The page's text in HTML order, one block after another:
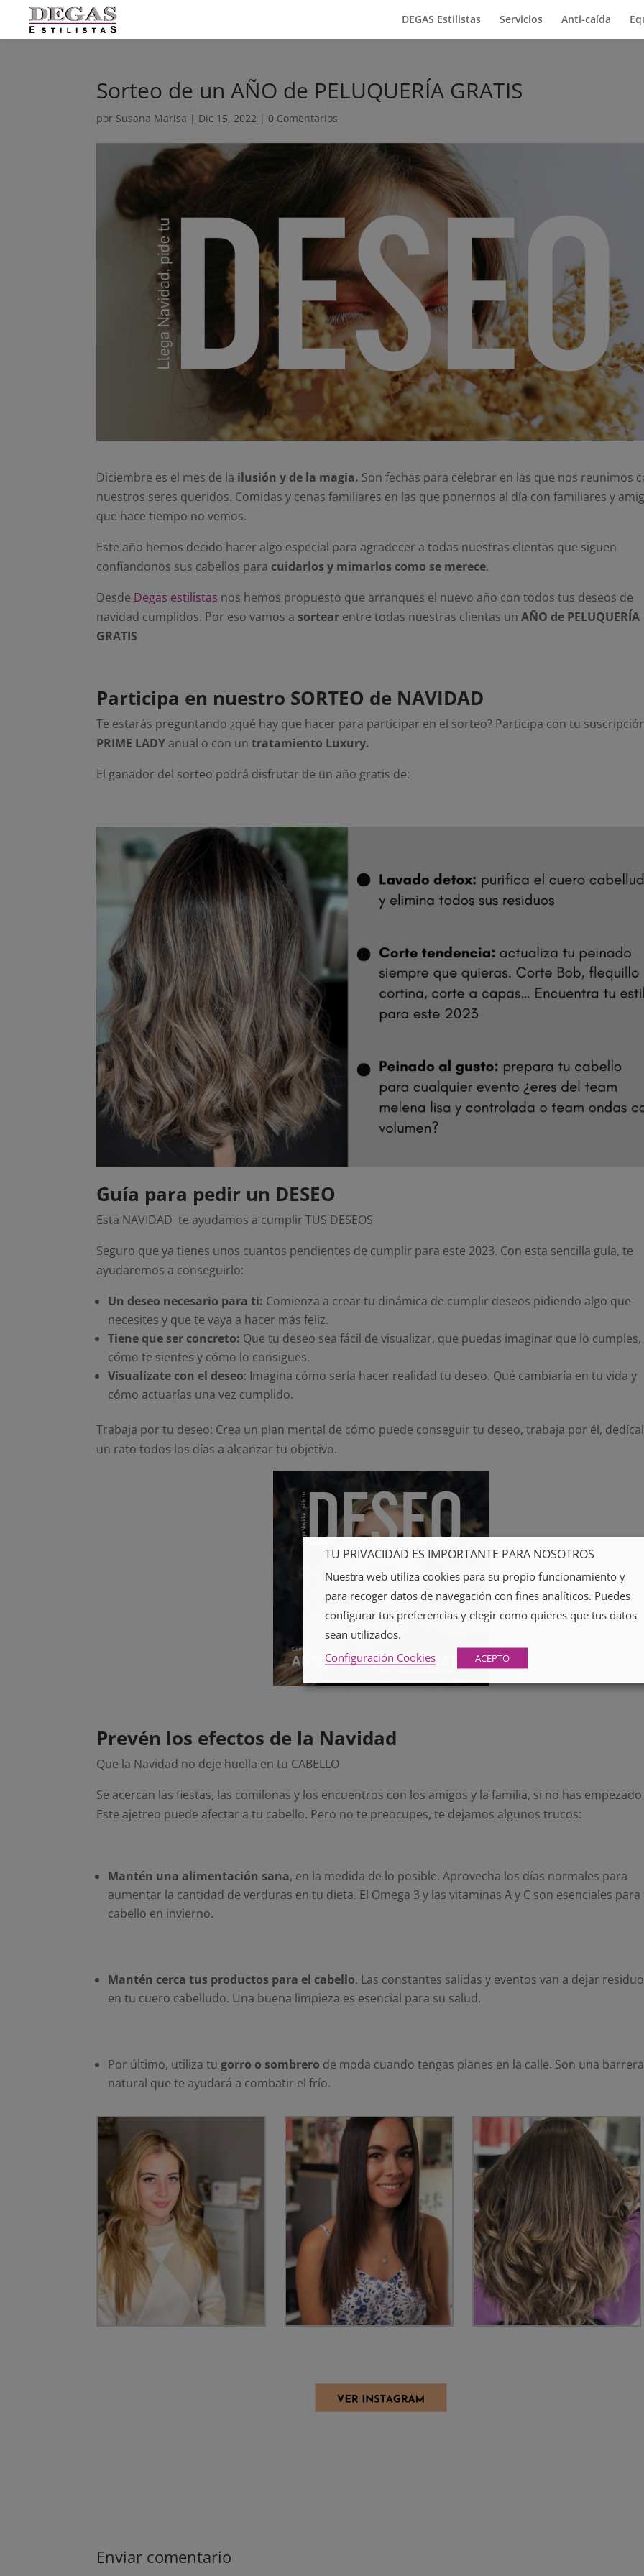
DEGAS Estilistas Servicios Anti-caída
Sorteo de un AÑO de PELUQUERÍA GRATIS
por Susana Marisa | Dic 15, 2022 | 0 Comentarios
Diciembre es el mes de la ilusión y de la magia. Son fechas para celebrar en las que nos reunimos
nuestros seres queridos. Comidas y cenas familiares en las que ponernos al día con familiares y
que hace tiempo no vemos.
Este año hemos decido hacer algo especial para agradecer a todas nuestras clientas que siguen
confiandonos sus cabellos para cuidarlos y mimarlos como se merece.
Desde Degas estilistas nos hemos propuesto que arranques el nuevo año con todos tus deseos de
navidad cumplidos. Por eso vamos a sortear entre todas nuestras clientas unAÑO de PELUQUERÍA
GRATIS
Participa en nuestro SORTEO de NAVIDAD
Te estarás preguntando ¿qué hay que hacer para participar en el sorteo? Participa con tu
PRIME LADY anual o con untratamiento Luxury.
El ganador del sorteo podrá disfrutar de un año gratis de:
Guía para pedir un DESEO
Esta NAVIDAD te ayudamos a cumplir TUS DESEOS
Seguro que ya tienes unos cuantos pendientes de cumplir para este 2023. Con esta sencilla guía, te
ayudaremos a conseguirlo:
Un deseo necesario para ti: Comienza a crear tu dinámica de cumplir deseos pidiendo algo que
necesites y que te vaya a hacer más feliz.
Tiene que ser concreto: Que tu deseo sea fácil de visualizar, que puedas imaginar que lo cumples,
cómo te sientes y cómo lo consigues.
Visualízate con el deseo: Imagina cómo sería hacer realidad tu deseo. Qué cambiaría en tu vida y
cómo actuarías una vez cumplido.
Trabaja por tu deseo: Crea un plan mental de cómo puede conseguir tu deseo, trabaja por él,
un rato todos los días a alcanzar tu objetivo.
Prevén los efectos de la Navidad
Que la Navidad no deje huella en tu CABELLO
Se acercan las fiestas, las comilonas y los encuentros con los amigos y la familia, si no has empezado
Este ajetreo puede afectar a tu cabello. Pero no te preocupes, te dejamos algunos trucos:
Mantén una alimentación sana, en la medida de lo posible. Aprovecha los días normales para
aumentar la cantidad de verduras en tu dieta. El Omega 3 y las vitaminas A y C son esenciales
cabello en invierno.
Mantén cerca tus productos para el cabello. Las constantes salidas y eventos van a dejar
en tu cuero cabelludo. Una buena limpieza es esencial para su salud.
Por último, utiliza tu gorro o sombrero de moda cuando tengas planes en la calle. Son una barrera
natural que te ayudará a combatir el frío.
Enviar comentario
TU PRIVACIDAD ES IMPORTANTE PARA NOSOTROS
Nuestra web utiliza cookies para su propio funcionamiento y
para recoger datos de navegación con fines analíticos. Puedes
configurar tus preferencias y elegir como quieres que tus datos
sean utilizados.
Configuración Cookies
ACEPTO